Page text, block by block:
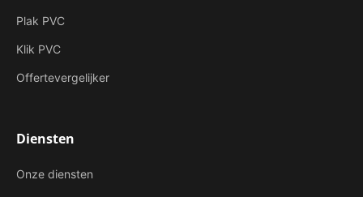
Plak PVC
Klik PVC
Offertevergelijker
Diensten
Onze diensten